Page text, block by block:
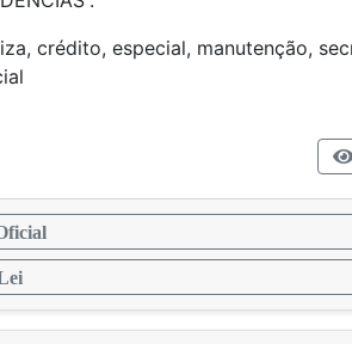
crédito, especial, manutenção,